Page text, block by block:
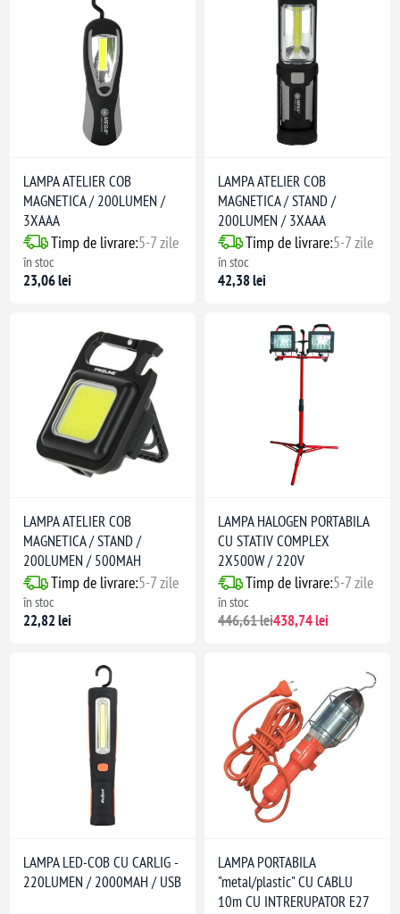
LAMPA ATELIER COB
MAGNETICA / 200LUMEN /
3XAAA
Timp de livrare:5-7 zile
în stoc
23,06 lei
LAMPA ATELIER COB
MAGNETICA / STAND /
200LUMEN / 3XAAA
Timp de livrare:5-7 zile
în stoc
42,38 lei
LAMPA ATELIER COB
MAGNETICA / STAND /
200LUMEN / 500MAH
Timp de livrare:5-7 zile
în stoc
22,82 lei
LAMPA HALOGEN PORTABILA
CU STATIV COMPLEX
2X500W / 220V
Timp de livrare:5-7 zile
în stoc
446,61 lei438,74 lei
LAMPA LED-COB CU CARLIG -
220LUMEN / 2000MAH / USB
LAMPA PORTABILA
"metal/plastic" CU CABLU
10m CU INTRERUPATOR E27